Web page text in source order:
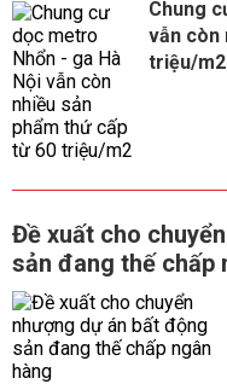
Chung
vẫn còn
triệu/m2
Đề xuất cho
sản đang thế chấp